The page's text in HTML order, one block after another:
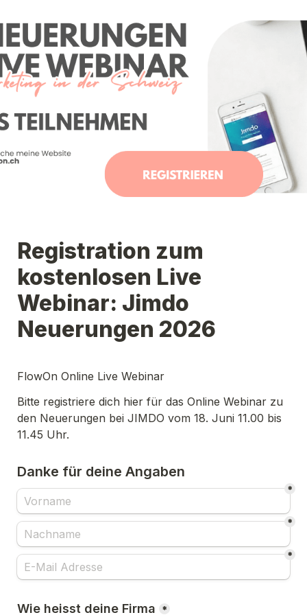
Registration zum
kostenlosen Live
Webinar: Jimdo
Neuerungen 2026
FlowOn Online Live Webinar
Bitte registriere dich hier für das Online Webinar zu
den Neuerungen bei JIMDO vom 18. Juni 11.00 bis
11.45 Uhr.
Danke für deine Angaben
*
*
*
Wie heisst deine Firma *